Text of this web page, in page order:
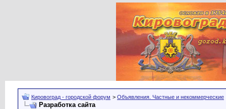
Кировоград - городской форум > Объявления. Частные и некоммерческие
Разработка сайта